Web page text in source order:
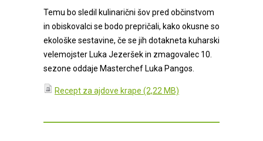
Temu bo sledil kulinarični šov pred občinstvom
in obiskovalci se bodo prepričali, kako okusne so
ekološke sestavine, če se jih dotakneta kuharski
velemojster Luka Jezeršek in zmagovalec 10.
sezone oddaje Masterchef Luka Pangos.
Recept za ajdove krape